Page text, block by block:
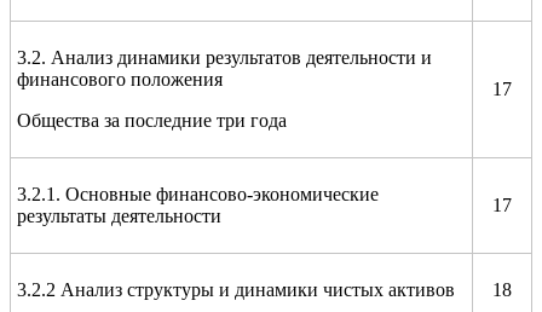
3.2. Анализ динамики результатов деятельности и
финансового положения
Общества за последние три года
17
3.2.1. Основные финансово-экономические
результаты деятельности
17
3.2.2 Анализ структуры и динамики чистых активов 18